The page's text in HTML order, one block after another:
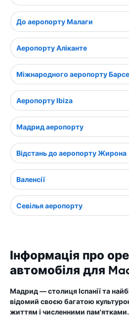
До аеропорту Малаги
Аеропорту Аліканте
Міжнародного аеропорту
Аеропорту Ibiza
Мадрид аеропорту
Відстань до аеропорту Жирона
Валенсії
Севілья аеропорту
Інформація про
автомобіля для
Мадрид — столиця Іспанії та
відомий своєю багатою
життям і численними